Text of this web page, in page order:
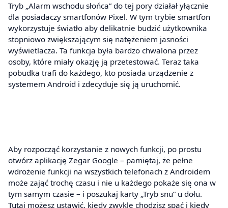
Tryb „Alarm wschodu słońca” do tej pory działał yłącznie
dla posiadaczy smartfonów Pixel. W tym trybie smartfon
wykorzystuje światło aby delikatnie budzić użytkownika
stopniowo zwiększającym się natężeniem jasności
wyświetlacza. Ta funkcja była bardzo chwalona przez
osoby, które miały okazję ją przetestować. Teraz taka
pobudka trafi do każdego, kto posiada urządzenie z
systemem Android i zdecyduje się ją uruchomić.
Aby rozpocząć korzystanie z nowych funkcji, po prostu
otwórz aplikację Zegar Google – pamiętaj, że pełne
wdrożenie funkcji na wszystkich telefonach z Androidem
może zająć trochę czasu i nie u każdego pokaże się ona w
tym samym czasie – i poszukaj karty „Tryb snu” u dołu.
Tutaj możesz ustawić, kiedy zwykle chodzisz spać i kiedy